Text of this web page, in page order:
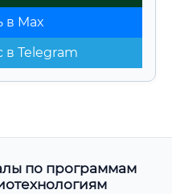
в Max
в Telegram
по программам